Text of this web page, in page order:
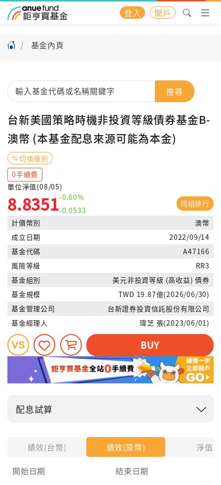
登入 開戶
基金內頁
績效(台幣) 績效(原幣)
淨值
開始日期
結束日期
搜尋
台新美國策略時機非投資等級債券基金B-
澳幣 (本基金配息來源可能為本金)
切換級別
0手續費
單位淨值(08/05)
8.8351-0.60%
-0.0533
同組排行
計價幣別
澳幣
成立日期
2022/09/14
基金代碼
A47166
風險等級
RR3
基金組別
美元非投資等級 (高收益) 債券
基金規模
TWD 19.87億(2026/06/30)
基金管理公司
台新證券投資信託股份有限公司
基金經理人
瑋芝 張(2023/06/01)
BUY
配息試算
試算區間